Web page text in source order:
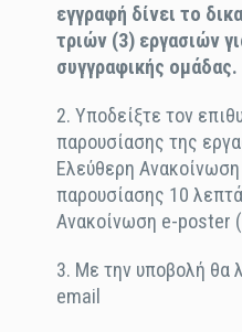
εγγραφή δίνει το
τριών (3) εργασιών
συγγραφικής ομάδας.
2. Υποδείξτε τον
παρουσίασης της
Ελεύθερη
παρουσίασης 10
Ανακοίνωση e-poster
3. Με την υποβολή θα
email